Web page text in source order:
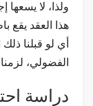
ولذا، لا يسعها
هذا العقد يقع
أي لو قبلنا
الفضولي،
دراسة